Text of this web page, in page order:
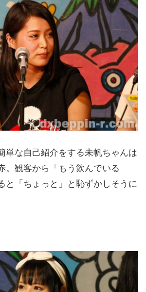
単な自己紹介をする未帆ちゃんは
。観客から「もう飲んでいる
と「ちょっと」と恥ずかしそうに